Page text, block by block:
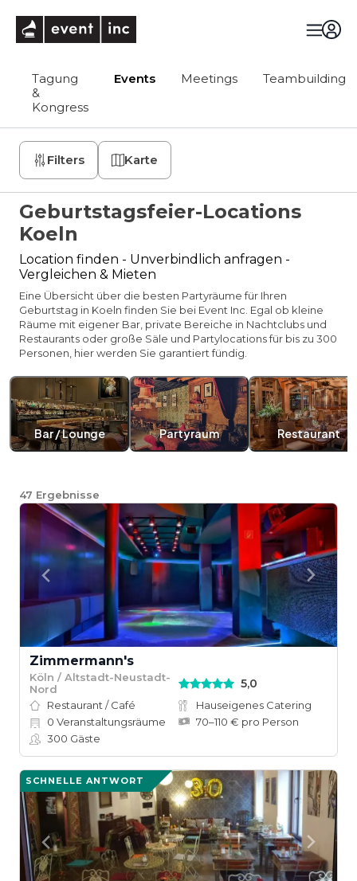
Tagung
&
Kongress
Events Meetings Teambuilding
Filters Karte
Geburtstagsfeier-Locations
Koeln
Location finden - Unverbindlich anfragen -
Vergleichen & Mieten
Eine Übersicht über die besten Partyräume für Ihren
Geburtstag in Koeln finden Sie bei Event Inc. Egal ob kleine
Räume mit eigener Bar, private Bereiche in Nachtclubs und
Restaurants oder große Säle und Partylocations für bis zu 300
Personen, hier werden Sie garantiert fündig.
Bar / Lounge Partyraum Restaurant
47 Ergebnisse
Zimmermann's
Köln / Altstadt-Neustadt-
Nord
5,0
Restaurant / Café
Hauseigenes Catering
0 Veranstaltungsräume
70–110 € pro Person
300 Gäste
SCHNELLE ANTWORT